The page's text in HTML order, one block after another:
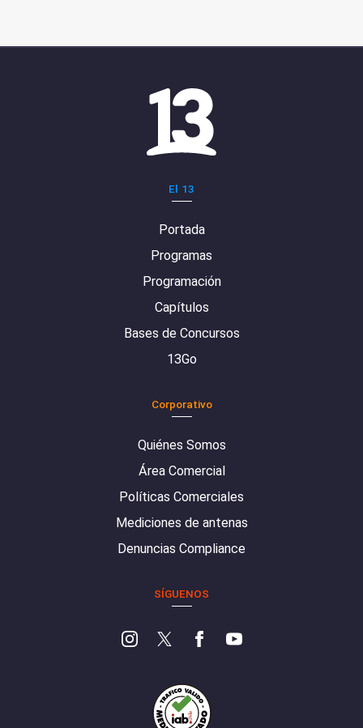
El 13
Portada
Programas
Programación
Capítulos
Bases de Concursos
13Go
Corporativo
Quiénes Somos
Área Comercial
Políticas Comerciales
Mediciones de antenas
Denuncias Compliance
SÍGUENOS